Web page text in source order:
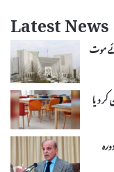
Latest News
موت
دورہ